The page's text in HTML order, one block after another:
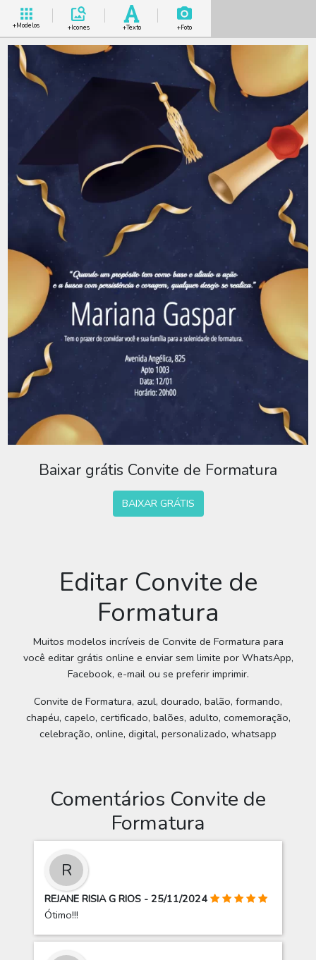
+Modelos +Icones +Texto +Foto
Baixar grátis Convite de Formatura
BAIXAR GRÁTIS
Editar Convite de
Formatura
Muitos modelos incríveis de Convite de Formatura para
você editar grátis online e enviar sem limite por WhatsApp,
Facebook, e-mail ou se preferir imprimir.
Convite de Formatura, azul, dourado, balão, formando,
chapéu, capelo, certificado, balões, adulto, comemoração,
celebração, online, digital, personalizado, whatsapp
Comentários Convite de
Formatura
R
REJANE RISIA G RIOS - 25/11/2024
Ótimo!!!